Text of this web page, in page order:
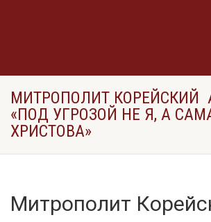
МИТРОПОЛИТ КОРЕЙСКИЙ
«ПОД УГРОЗОЙ НЕ Я, А
ХРИСТОВА»
Митрополит